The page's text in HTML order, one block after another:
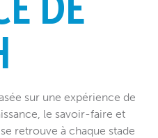
sur une expérience de
le savoir-faire et
retrouve à chaque stade